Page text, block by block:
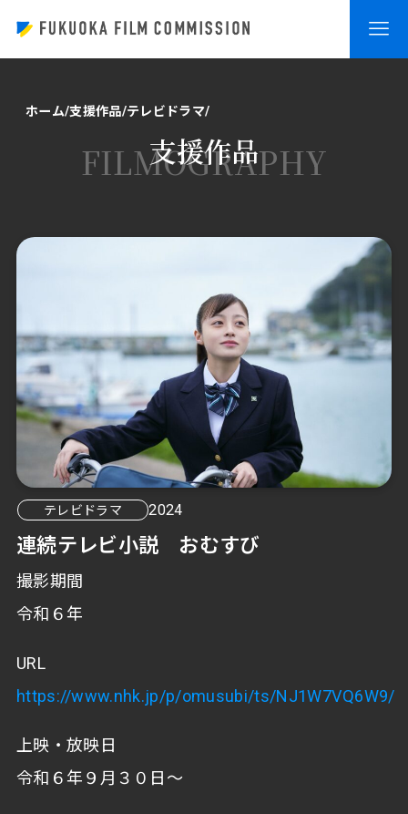
ホーム 支援作品 テレビドラマ
支援作品
FILMOGRAPHY
連続テレビ小説 おむすび
テレビドラマ 2024
撮影期間
令和６年
URL
https://www.nhk.jp/p/omusubi/ts/NJ1W7VQ6W9/
上映・放映日
令和６年９月３０日～